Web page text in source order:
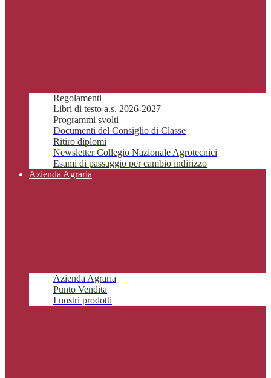
Regolamenti
Libri di testo a.s. 2026-2027
Programmi svolti
Documenti del Consiglio di Classe
Ritiro diplomi
Newsletter Collegio Nazionale Agrotecnici
Esami di passaggio per cambio indirizzo
Azienda Agraria
Azienda Agraria
Punto Vendita
I nostri prodotti